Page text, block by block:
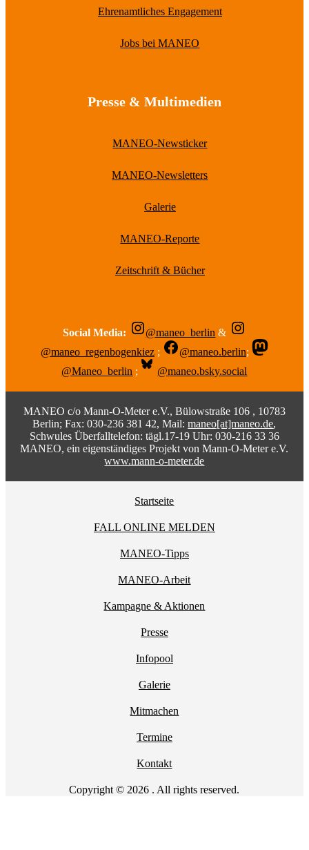
Ehrenamtliches Engagement
Jobs bei MANEO
Presse & Multimedien
MANEO-Newsticker
MANEO-Newsletters
Galerie
MANEO-Reporte
Zeitschrift & Bücher
Social Media: @maneo_berlin &
@maneo_regenbogenkiez ; @maneo.berlin;
@Maneo_berlin ; @maneo.bsky.social
MANEO c/o Mann-O-Meter e.V., Bülowstraße 106 , 10783
Berlin; Fax: 030-236 381 42, Mail:maneo[at]maneo.de,
Schwules Überfalltelefon: tägl.17-19 Uhr: 030-216 33 36
MANEO, ein eigenständiges Projekt von Mann-O-Meter e.V.
www.mann-o-meter.de
Startseite
FALL ONLINE MELDEN
MANEO-Tipps
MANEO-Arbeit
Kampagne & Aktionen
Presse
Infopool
Galerie
Mitmachen
Termine
Kontakt
Copyright © 2026 . All rights reserved.